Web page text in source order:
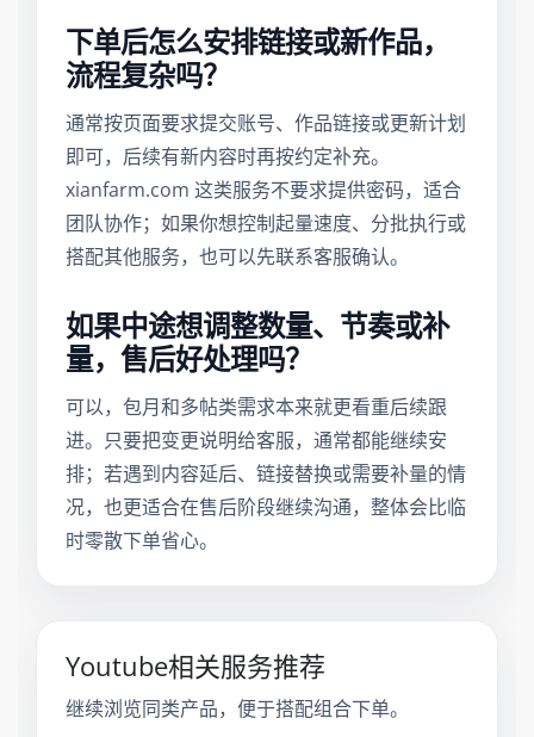
下单后怎么安排链接或新作品，
流程复杂吗？
通常按页面要求提交账号、作品链接或更新计划
即可，后续有新内容时再按约定补充。
xianfarm.com 这类服务不要求提供密码，适合
团队协作；如果你想控制起量速度、分批执行或
搭配其他服务，也可以先联系客服确认。
如果中途想调整数量、节奏或补
量，售后好处理吗？
可以，包月和多帖类需求本来就更看重后续跟
进。只要把变更说明给客服，通常都能继续安
排；若遇到内容延后、链接替换或需要补量的情
况，也更适合在售后阶段继续沟通，整体会比临
时零散下单省心。
Youtube相关服务推荐
继续浏览同类产品，便于搭配组合下单。